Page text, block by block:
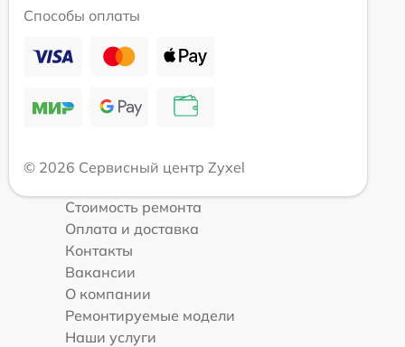
Способы оплаты
© 2026 Сервисный центр Zyxel
Стоимость ремонта
Оплата и доставка
Контакты
Вакансии
О компании
Ремонтируемые модели
Наши услуги